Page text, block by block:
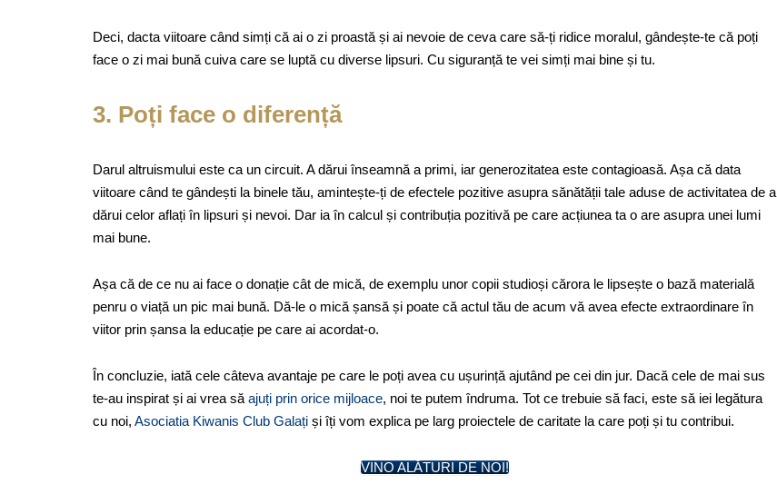
Deci, dacta viitoare când simți că ai o zi proastă și ai nevoie de ceva care să-ți ridice moralul, gândește-te că poți
face o zi mai bună cuiva care se luptă cu diverse lipsuri. Cu siguranță te vei simți mai bine și tu.
3. Poți face o diferență
Darul altruismului este ca un circuit. A dărui înseamnă a primi, iar generozitatea este contagioasă. Așa că data
viitoare când te gândești la binele tău, amintește-ți de efectele pozitive asupra sănătății tale aduse de activitatea de a
dărui celor aflați în lipsuri și nevoi. Dar ia în calcul și contribuția pozitivă pe care acțiunea ta o are asupra unei lumi
mai bune.
Așa că de ce nu ai face o donație cât de mică, de exemplu unor copii studioși cărora le lipsește o bază materială
penru o viață un pic mai bună. Dă-le o mică șansă și poate că actul tău de acum vă avea efecte extraordinare în
viitor prin șansa la educație pe care ai acordat-o.
În concluzie, iată cele câteva avantaje pe care le poți avea cu ușurință ajutând pe cei din jur. Dacă cele de mai sus
te-au inspirat și ai vrea săajuți prin orice mijloace, noi te putem îndruma. Tot ce trebuie să faci, este să iei legătura
cu noi, Asociatia Kiwanis Club Galați și îți vom explica pe larg proiectele de caritate la care poți și tu contribui.
VINO ALĂTURI DE NOI!